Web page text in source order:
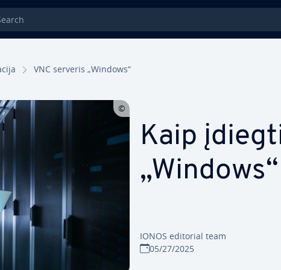
VNC serveris „Windows“
Kaip
IONOS editorial team
05/27/2025